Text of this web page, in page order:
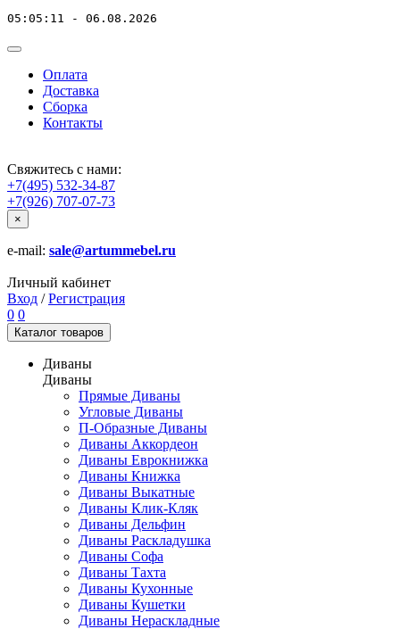
05:05:11 - 06.08.2026
Оплата
Доставка
Сборка
Контакты
Свяжитесь с нами:
+7(495) 532-34-87
+7(926) 707-07-73
×
e-mail: sale@artummebel.ru
Личный кабинет
Вход / Регистрация
0 0
Каталог товаров
Диваны
Диваны
Прямые Диваны
Угловые Диваны
П-Образные Диваны
Диваны Аккордеон
Диваны Еврокнижка
Диваны Книжка
Диваны Выкатные
Диваны Клик-Кляк
Диваны Дельфин
Диваны Раскладушка
Диваны Софа
Диваны Тахта
Диваны Кухонные
Диваны Кушетки
Диваны Нераскладные